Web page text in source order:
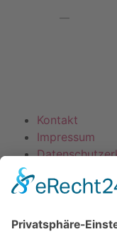
—
Kontakt
Impressum